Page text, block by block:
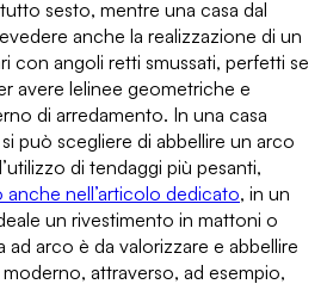
sesto, mentre una casa dal
anche la realizzazione di un
con angoli retti smussati, perfetti se
avere lelinee geometriche e
di arredamento. In una casa
si può scegliere di abbellire un arco
di tendaggi più pesanti,
nell’articolo dedicato, in un
un rivestimento in mattoni o
ad arco è da valorizzare e abbellire
moderno, attraverso, ad esempio,